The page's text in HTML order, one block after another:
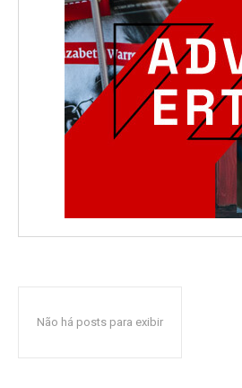
Não há posts para exibir